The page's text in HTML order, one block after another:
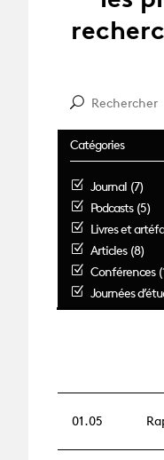
Catégories
Journal (7)
Podcasts (5)
Livres et
Articles (8)
Conférences
Journées
01.05